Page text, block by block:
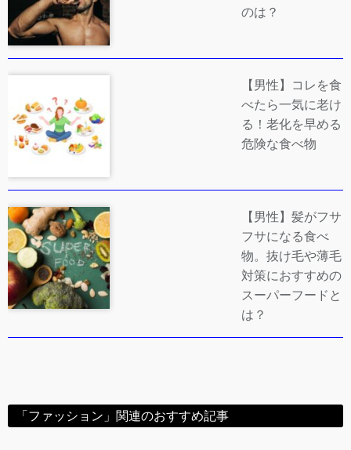
のは？
【男性】コレを食
べたら一気に老け
る！老化を早める
危険な食べ物
【男性】髪がフサ
フサになる食べ
物。抜け毛や薄毛
対策におすすめの
スーパーフードと
は？
「ファッション」関連のおすすめ記事